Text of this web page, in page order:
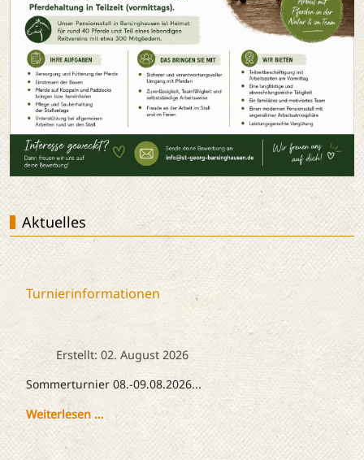
Aktuelles
Turnierinformationen
Erstellt: 02. August 2026
Sommerturnier 08.-09.08.2026...
Weiterlesen …